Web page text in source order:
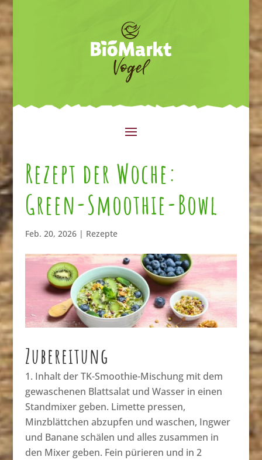
Rezept der Woche:
Green-Smoothie-Bowl
Feb. 20, 2026| Rezepte
Zubereitung
Inhalt der TK-Smoothie-Mischung mit dem
gewaschenen Blattsalat und Wasser in einen
Standmixer geben. Limette pressen,
Minzblättchen abzupfen und waschen, Ingwer
und Banane schälen und alles zusammen in
den Mixer geben. Fein pürieren und in 2